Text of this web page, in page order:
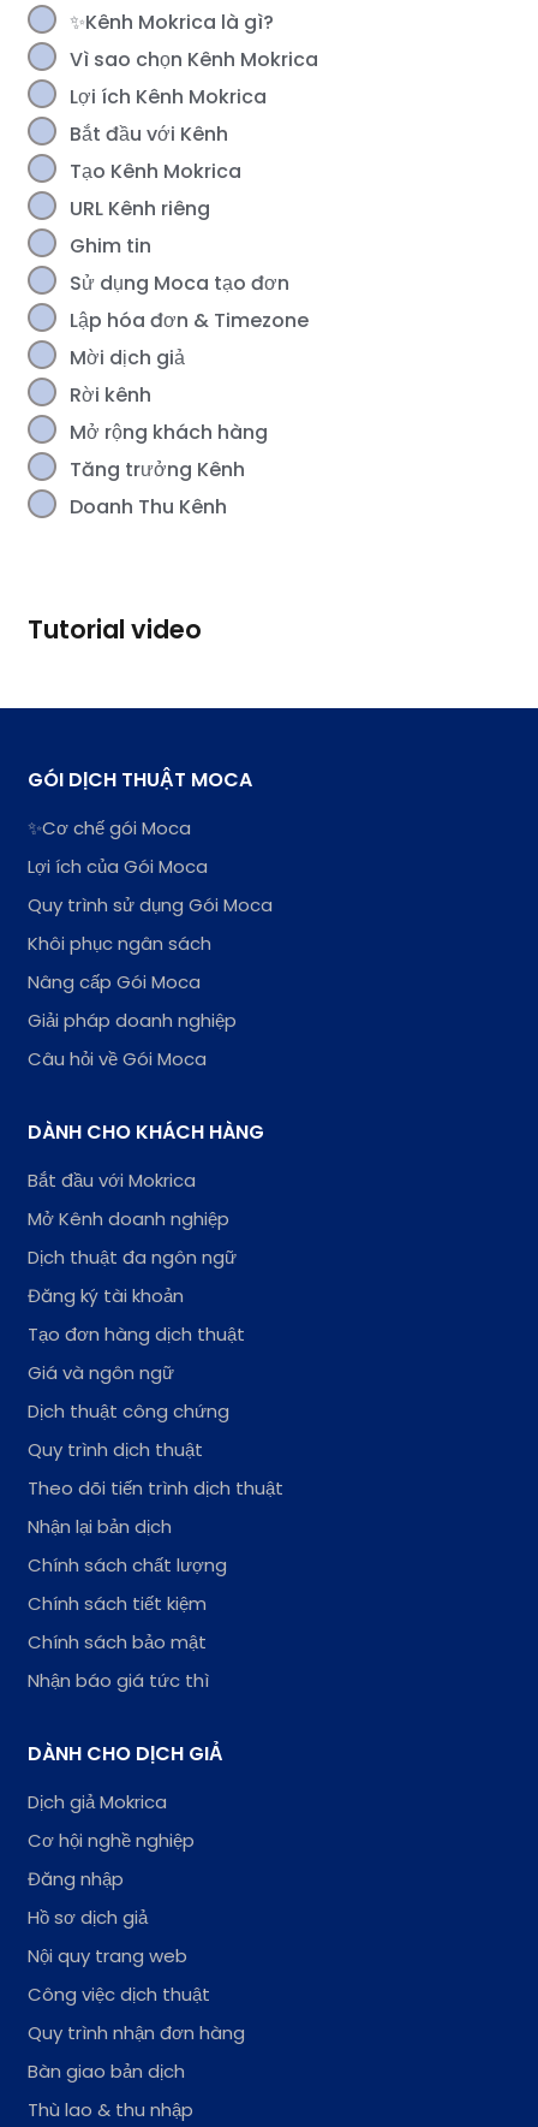
✨Kênh Mokrica là gì?
Vì sao chọn Kênh Mokrica
Lợi ích Kênh Mokrica
Bắt đầu với Kênh
Tạo Kênh Mokrica
URL Kênh riêng
Ghim tin
Sử dụng Moca tạo đơn
Lập hóa đơn & Timezone
Mời dịch giả
Rời kênh
Mở rộng khách hàng
Tăng trưởng Kênh
Doanh Thu Kênh
Tutorial video
GÓI DỊCH THUẬT MOCA
✨Cơ chế gói Moca
Lợi ích của Gói Moca
Quy trình sử dụng Gói Moca
Khôi phục ngân sách
Nâng cấp Gói Moca
Giải pháp doanh nghiệp
Câu hỏi về Gói Moca
DÀNH CHO KHÁCH HÀNG
Bắt đầu với Mokrica
Mở Kênh doanh nghiệp
Dịch thuật đa ngôn ngữ
Đăng ký tài khoản
Tạo đơn hàng dịch thuật
Giá và ngôn ngữ
Dịch thuật công chứng
Quy trình dịch thuật
Theo dõi tiến trình dịch thuật
Nhận lại bản dịch
Chính sách chất lượng
Chính sách tiết kiệm
Chính sách bảo mật
Nhận báo giá tức thì
DÀNH CHO DỊCH GIẢ
Dịch giả Mokrica
Cơ hội nghề nghiệp
Đăng nhập
Hồ sơ dịch giả
Nội quy trang web
Công việc dịch thuật
Quy trình nhận đơn hàng
Bàn giao bản dịch
Thù lao & thu nhập